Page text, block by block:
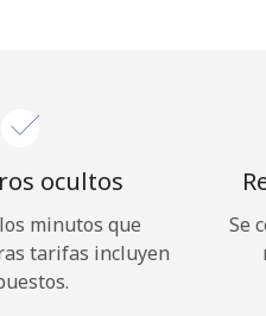
ocultos
minutos que
tarifas incluyen
Se